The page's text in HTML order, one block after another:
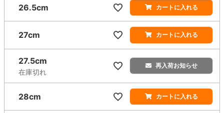
26.5cm カートに入れる
27cm カートに入れる
27.5cm
在庫切れ
再入荷お知らせ
28cm カートに入れる